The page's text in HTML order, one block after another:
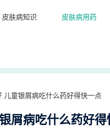
皮肤病知识 皮肤病用药
儿童银屑病吃什么药好得快一点
屑病吃什么药好得